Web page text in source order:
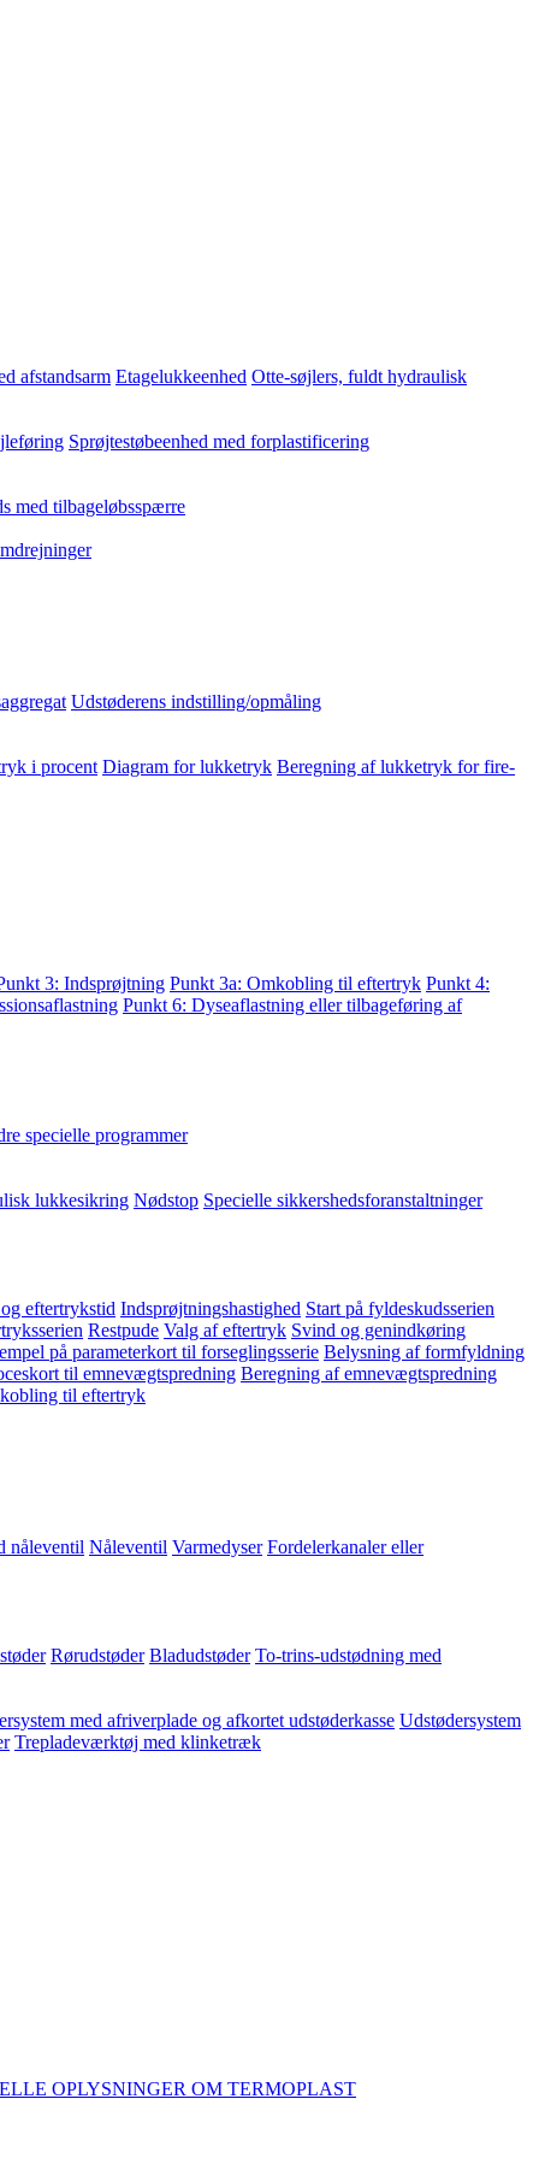
afstandsarm Etagelukkeenhed Otte-søjlers, fuldt hydraulisk
Sprøjtestøbeenhed med forplastificering
med tilbageløbsspærre
Udstøderens indstilling/opmåling
i procent Diagram for lukketryk Beregning af lukketryk for fire-
3: Indsprøjtning Punkt 3a: Omkobling til eftertryk Punkt 4:
Punkt 6: Dyseaflastning eller tilbageføring af
specielle programmer
lukkesikring Nødstop Specielle sikkershedsforanstaltninger
eftertrykstid Indsprøjtningshastighed Start på fyldeskudsserien
Restpude Valg af eftertryk Svind og genindkøring
på parameterkort til forseglingsserie Belysning af formfyldning
til emnevægtspredning Beregning af emnevægtspredning
til eftertryk
nåleventil Nåleventil Varmedyser Fordelerkanaler eller
Rørudstøder Bladudstøder To-trins-udstødning med
med afriverplade og afkortet udstøderkasse Udstødersystem
Trepladeværktøj med klinketræk
OPLYSNINGER OM TERMOPLAST